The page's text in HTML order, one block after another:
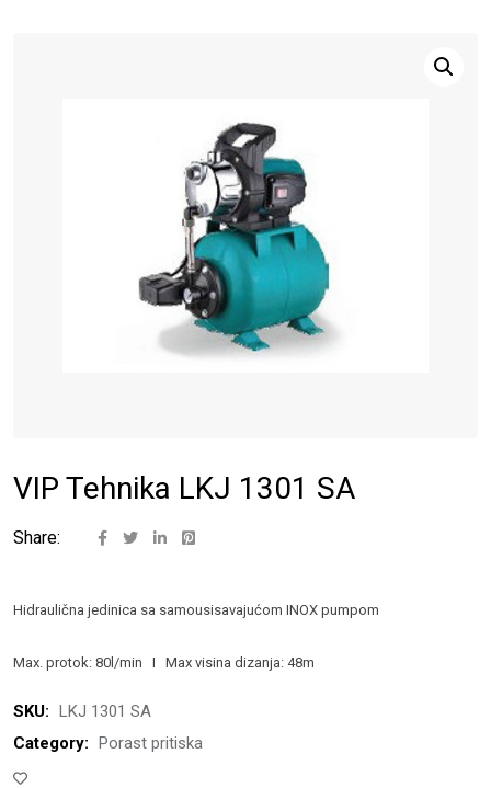
VIP Tehnika LKJ 1301 SA
Share:
Hidraulična jedinica sa samousisavajućom INOX pumpom
Max. protok: 80l/min I Max visina dizanja: 48m
SKU: LKJ 1301 SA
Category: Porast pritiska